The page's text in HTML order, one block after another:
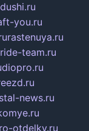
you.ru
rastenuya.ru
team.ru
news.ru
otdelky.ru